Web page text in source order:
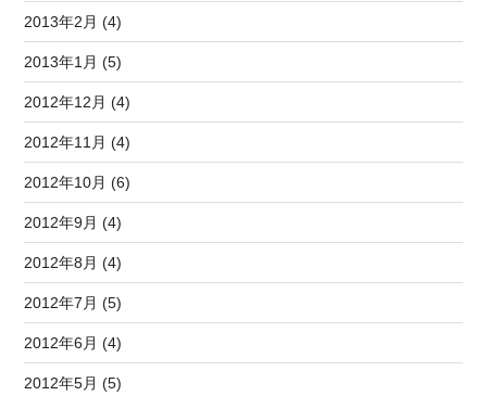
2013年2月 (4)
2013年1月 (5)
2012年12月 (4)
2012年11月 (4)
2012年10月 (6)
2012年9月 (4)
2012年8月 (4)
2012年7月 (5)
2012年6月 (4)
2012年5月 (5)